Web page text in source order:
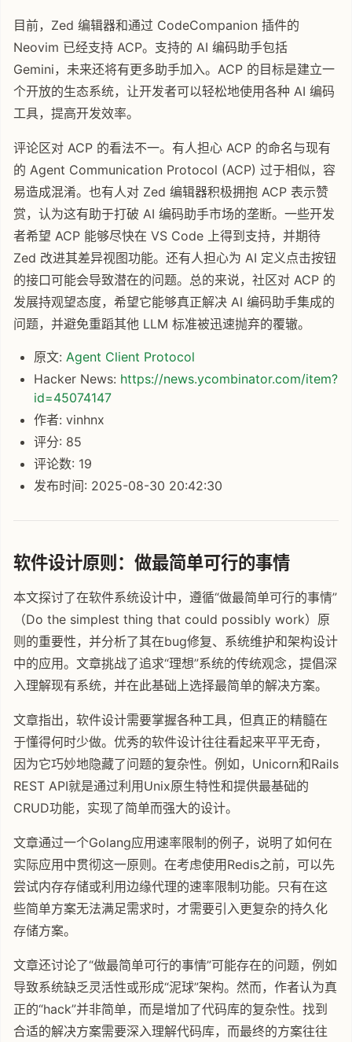
目前，Zed 编辑器和通过 CodeCompanion 插件的
Neovim 已经支持 ACP。支持的 AI 编码助手包括
Gemini，未来还将有更多助手加入。ACP 的目标是建立一
个开放的生态系统，让开发者可以轻松地使用各种 AI 编码
工具，提高开发效率。
评论区对 ACP 的看法不一。有人担心 ACP 的命名与现有
的 Agent Communication Protocol (ACP) 过于相似，容
易造成混淆。也有人对 Zed 编辑器积极拥抱 ACP 表示赞
赏，认为这有助于打破 AI 编码助手市场的垄断。一些开发
者希望 ACP 能够尽快在 VS Code 上得到支持，并期待
Zed 改进其差异视图功能。还有人担心为 AI 定义点击按钮
的接口可能会导致潜在的问题。总的来说，社区对 ACP 的
发展持观望态度，希望它能够真正解决 AI 编码助手集成的
问题，并避免重蹈其他 LLM 标准被迅速抛弃的覆辙。
原文: Agent Client Protocol
Hacker News: https://news.ycombinator.com/item?
id=45074147
作者: vinhnx
评分: 85
评论数: 19
发布时间: 2025-08-30 20:42:30
软件设计原则：做最简单可行的事情
本文探讨了在软件系统设计中，遵循“做最简单可行的事情”
（Do the simplest thing that could possibly work）原
则的重要性，并分析了其在bug修复、系统维护和架构设计
中的应用。文章挑战了追求“理想”系统的传统观念，提倡深
入理解现有系统，并在此基础上选择最简单的解决方案。
文章指出，软件设计需要掌握各种工具，但真正的精髓在
于懂得何时少做。优秀的软件设计往往看起来平平无奇，
因为它巧妙地隐藏了问题的复杂性。例如，Unicorn和Rails
REST API就是通过利用Unix原生特性和提供最基础的
CRUD功能，实现了简单而强大的设计。
文章通过一个Golang应用速率限制的例子，说明了如何在
实际应用中贯彻这一原则。在考虑使用Redis之前，可以先
尝试内存存储或利用边缘代理的速率限制功能。只有在这
些简单方案无法满足需求时，才需要引入更复杂的持久化
存储方案。
文章还讨论了“做最简单可行的事情”可能存在的问题，例如
导致系统缺乏灵活性或形成“泥球”架构。然而，作者认为真
正的“hack”并非简单，而是增加了代码库的复杂性。找到
合适的解决方案需要深入理解代码库，而最终的方案往往